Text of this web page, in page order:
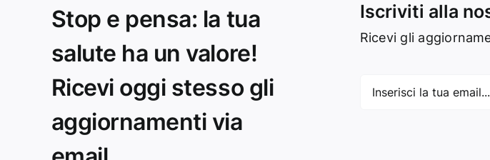
Stop e pensa: la tua
salute ha un valore!
Ricevi oggi stesso gli
aggiornamenti via
Iscriviti alla
Ricevi gli